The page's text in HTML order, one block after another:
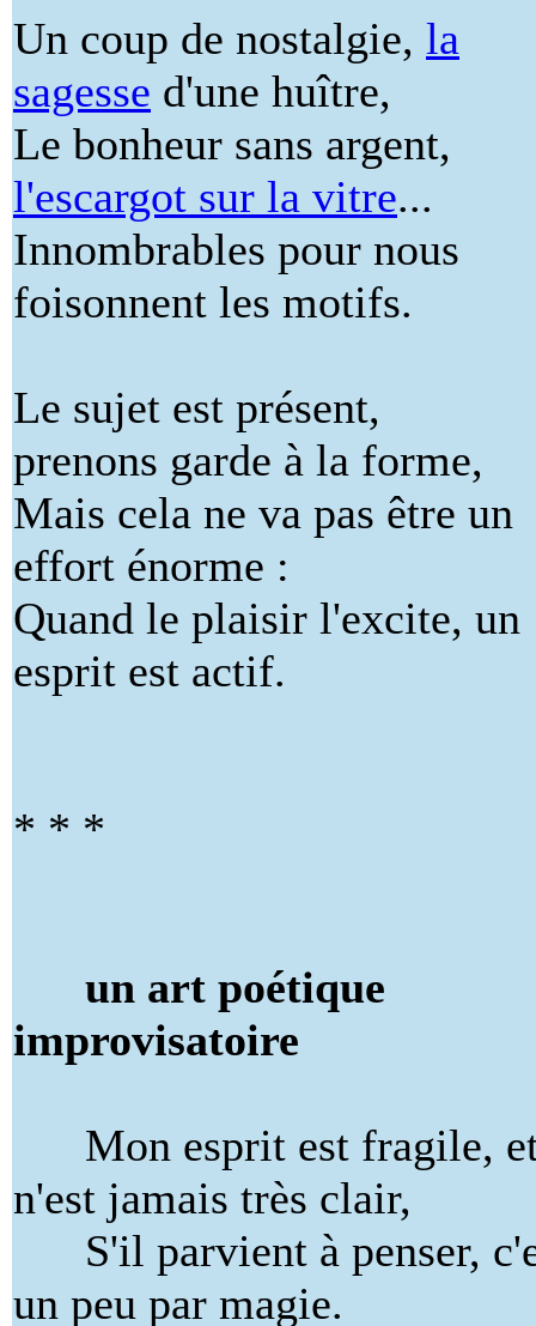
Un coup de nostalgie, la
sagesse d'une huître,
Le bonheur sans argent,
l'escargot sur la vitre...
Innombrables pour nous
foisonnent les motifs.
Le sujet est présent,
prenons garde à la forme,
Mais cela ne va pas être un
effort énorme :
Quand le plaisir l'excite, un
esprit est actif.
* * *
un art poétique
improvisatoire
Mon esprit est fragile,
n'est jamais très clair,
S'il parvient à penser,
un peu par magie.